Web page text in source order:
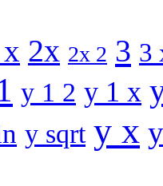
2x 2x 2 3 3
y 1 2 y 1 x
y sqrt y x